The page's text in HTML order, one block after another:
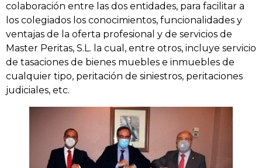
colaboración entre las dos entidades, para facilitar a
los colegiados los conocimientos, funcionalidades y
ventajas de la oferta profesional y de servicios de
Master Peritas, S.L. la cual, entre otros, incluye servicio
de tasaciones de bienes muebles e inmuebles de
cualquier tipo, peritación de siniestros, peritaciones
judiciales, etc.